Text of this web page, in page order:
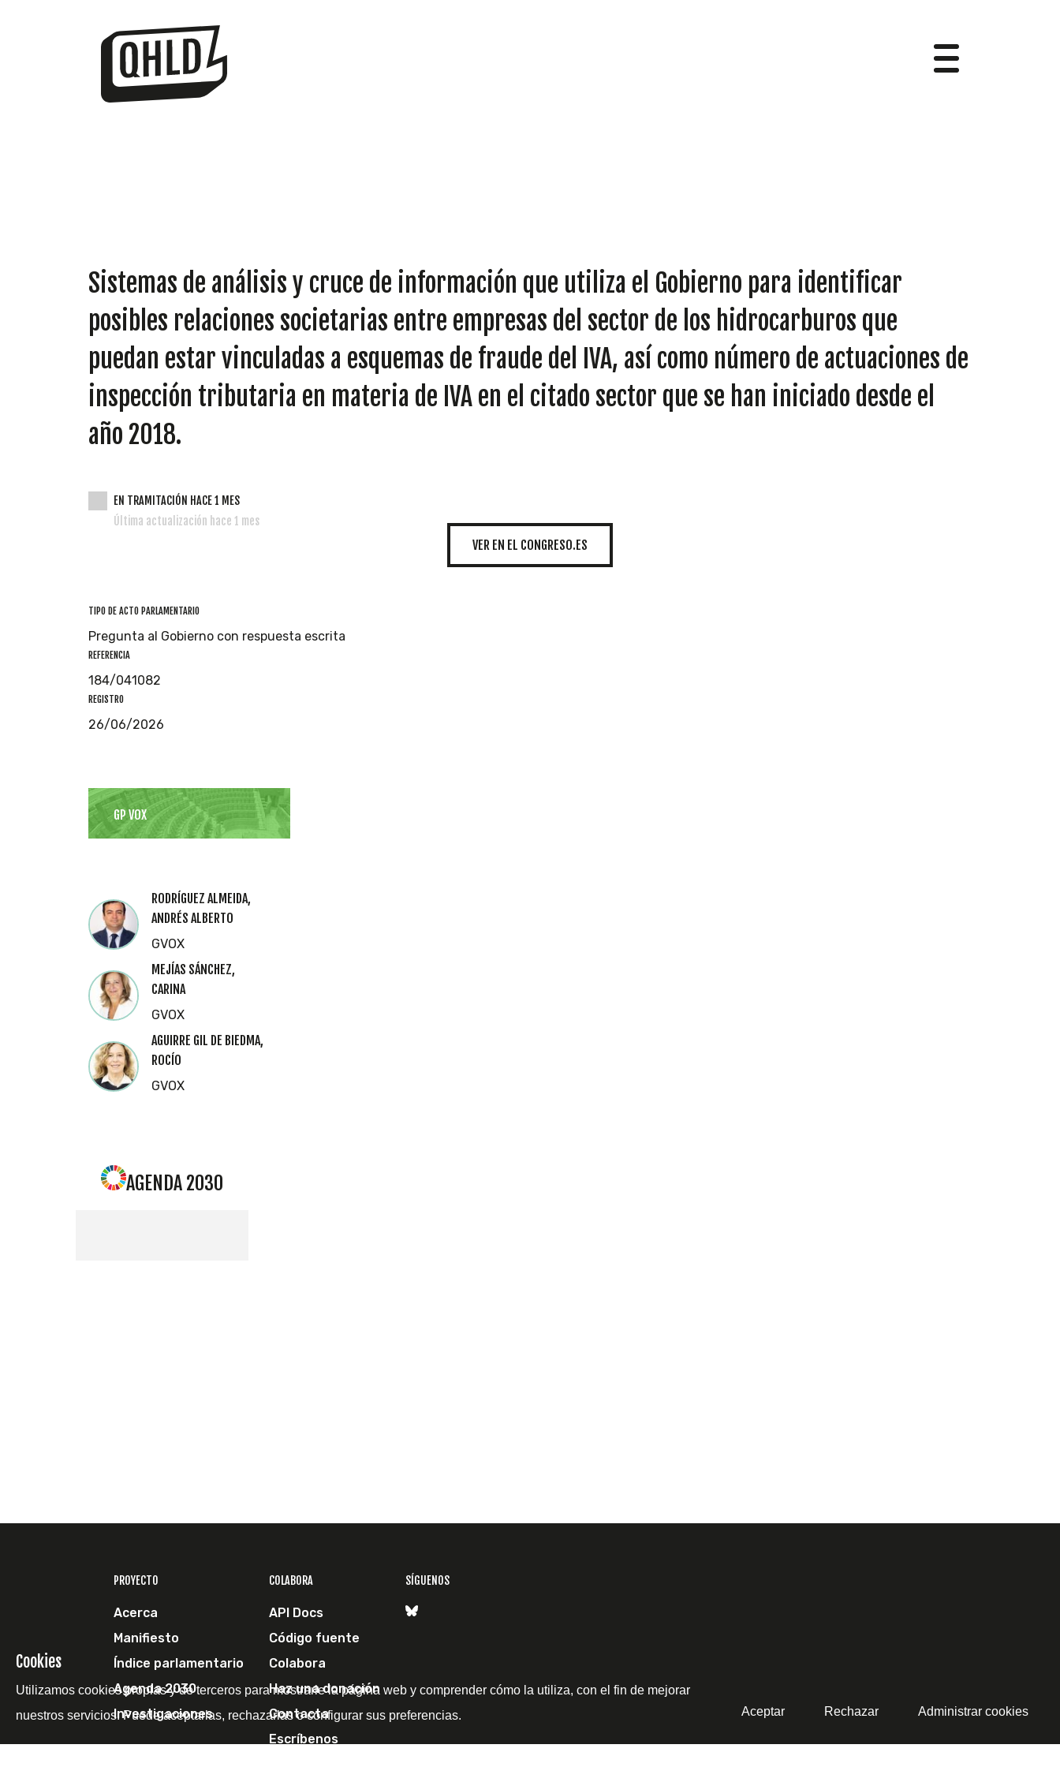
GRUPOS
INICIATIVAS
Sistemas de análisis y cruce de información que utiliza el Gobierno para identificar
posibles relaciones societarias entre empresas del sector de los hidrocarburos que
puedan estar vinculadas a esquemas de fraude del IVA, así como número de actuaciones de
inspección tributaria en materia de IVA en el citado sector que se han iniciado desde el
año 2018.
EN TRAMITACIÓN HACE 1 MES
Última actualización hace 1 mes
VER EN EL CONGRESO.ES
TIPO DE ACTO PARLAMENTARIO
Pregunta al Gobierno con respuesta escrita
REFERENCIA
184/041082
REGISTRO
26/06/2026
GP VOX
RODRÍGUEZ ALMEIDA,
ANDRÉS ALBERTO
GVOX
MEJÍAS SÁNCHEZ,
CARINA
GVOX
AGUIRRE GIL DE BIEDMA,
ROCÍO
GVOX
AGENDA 2030
PROYECTO
Acerca
Manifiesto
Índice parlamentario
Agenda 2030
Investigaciones
COLABORA
API Docs
Código fuente
Colabora
Haz una donación
Contacta
Escríbenos
SÍGUENOS
Cookies
Utilizamos cookies propias y de terceros para mostrarle la página web y comprender cómo la utiliza, con el fin de mejorar
nuestros servicios. Puede aceptarlas, rechazarlas o configurar sus preferencias.
Aceptar Rechazar Administrar cookies